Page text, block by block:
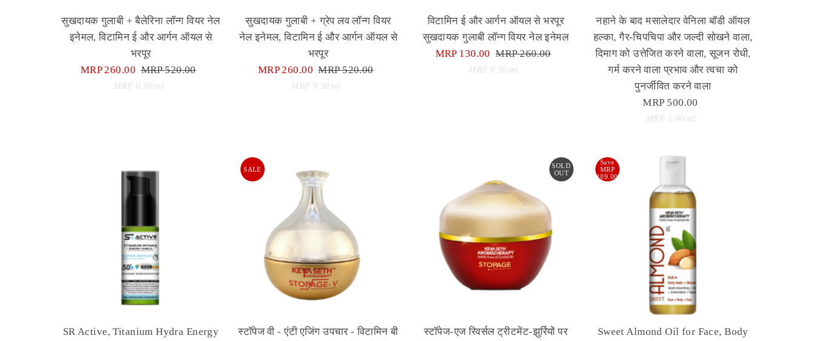
सुखदायक गुलाबी + बैलेरिना लॉन्ग वियर नेल
इनेमल, विटामिन ई और आर्गन ऑयल से
भरपूर
Sale
MRP 260.00 Regular
Price
MRP 520.00
Unit
MRP 0.50/ per
ml
सुखदायक गुलाबी + ग्रेप लव लॉन्ग वियर
नेल इनेमल, विटामिन ई और आर्गन ऑयल से
भरपूर
Sale
MRP 260.00 Regular
Price
MRP 520.00
Unit
MRP 0.50/ per
ml
विटामिन ई और आर्गन ऑयल से भरपूर
सुखदायक गुलाबी लॉन्ग वियर नेल इनेमल
Sale
MRP 130.00 Regular
Price
MRP 260.00
Unit
MRP 0.50/ per
ml
नहाने के बाद मसालेदार वेनिला बॉडी ऑयल
हल्का, गैर-चिपचिपा और जल्दी सोखने वाला,
दिमाग को उत्तेजित करने वाला, सूजन रोधी,
गर्म करने वाला प्रभाव और त्वचा को
पुनर्जीवित करने वाला
Regular
Price
MRP 500.00
Unit
MRP 1.00/ per
ml
SR Active, Titanium Hydra Energy
SALE
स्टॉपेज वी - एंटी एजिंग उपचार - विटामिन बी
SOLD
OUT
स्टॉपेज-एज रिवर्सल ट्रीटमेंट-झुर्रियों पर
Save
MRP
109.00
Sweet Almond Oil for Face, Body